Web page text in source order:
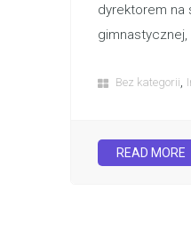
dyrektorem na
Bez kategorii,
READ MORE